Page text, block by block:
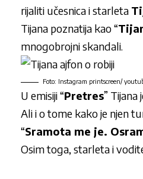
rijaliti učesnica i starleta
Tijana poznatija kao “
mnogobrojni skandali.
Foto: Instagram printscreen/
U emisiji “Pretres”
Ali i o tome kako je njen
“Sramota me je.
Osim toga, starleta i